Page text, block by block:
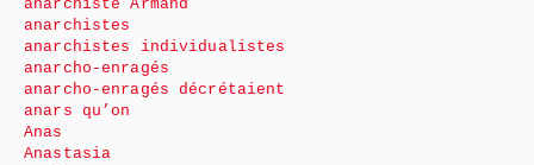
anarchiste Armand
anarchistes
anarchistes individualistes
anarcho-enragés
anarcho-enragés décrétaient
anars qu’on
Anas
Anastasia